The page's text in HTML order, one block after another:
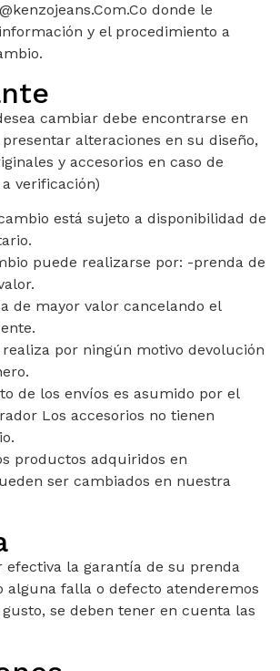
donde le
y el procedimiento a
cambiar debe encontrarse en
alteraciones en su diseño,
y accesorios en caso de
verificación)
está sujeto a disponibilidad de
puede realizarse por: -prenda de
de mayor valor cancelando el
realiza por ningún motivo devolución
de los envíos es asumido por el
Los accesorios no tienen
productos adquiridos en
ser cambiados en nuestra
efectiva la garantía de su prenda
alguna falla o defecto atenderemos
se deben tener en cuenta las